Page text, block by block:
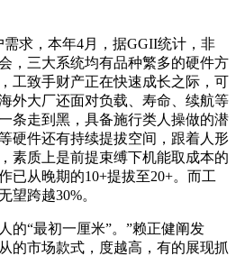
求，本年4月，据GGII统计，非
，三大系统均有品种繁多的硬件方
工致手财产正在快速成长之际，可
外大厂还面对负载、寿命、续航等
条走到黑，具备施行类人操做的潜
硬件还有持续提拔空间，跟着人形
素质上是前提束缚下机能取成本的
已从晚期的10+提拔至20+。而工
望跨越30%。
“最初一厘米”。”赖正健阐发
的市场款式，度越高，有的展现抓